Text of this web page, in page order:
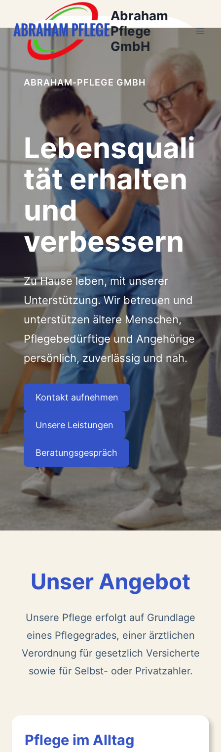
springen
Abraham
Pflege
GmbH
ABRAHAM-PFLEGE GMBH
Lebensquali
tät erhalten
und
verbessern
Zu Hause leben, mit unserer
Unterstützung. Wir betreuen und
unterstützen ältere Menschen,
Pflegebedürftige und Angehörige
persönlich, zuverlässig und nah.
Kontakt aufnehmen
Unsere Leistungen
Beratungsgespräch
Unser Angebot
Unsere Pflege erfolgt auf Grundlage
eines Pflegegrades, einer ärztlichen
Verordnung für gesetzlich Versicherte
sowie für Selbst- oder Privatzahler.
Pflege im Alltag